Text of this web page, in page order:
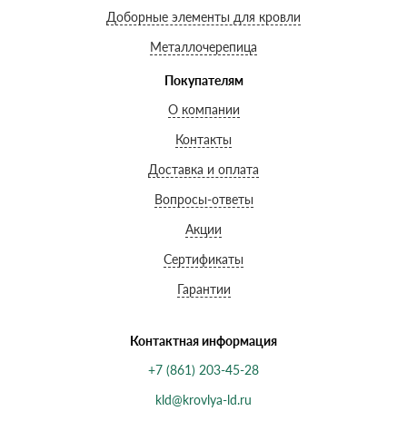
Доборные элементы для кровли
Металлочерепица
Покупателям
О компании
Контакты
Доставка и оплата
Вопросы-ответы
Акции
Сертификаты
Гарантии
Контактная информация
+7 (861) 203-45-28
kld@krovlya-ld.ru